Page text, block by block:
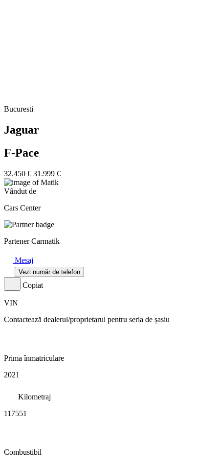
Bucuresti
Jaguar
F-Pace
32.450 € 31.999 €
Vândut de
Cars Center
Partener Carmatik
Mesaj
Vezi număr de telefon
Copiat
VIN
Contactează dealerul/proprietarul pentru seria de șasiu
Prima înmatriculare
2021
Kilometraj
117551
Combustibil